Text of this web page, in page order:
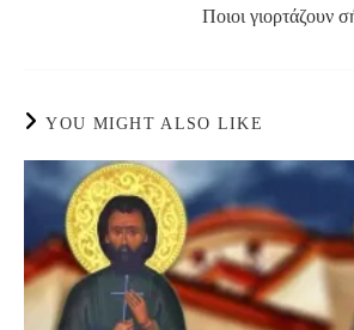
Ποιοι γιορτάζουν
YOU MIGHT ALSO LIKE